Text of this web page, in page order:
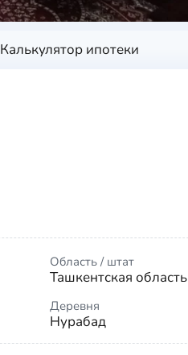
Калькулятор ипотеки
Область / штат
Ташкентская область
Деревня
Нурабад